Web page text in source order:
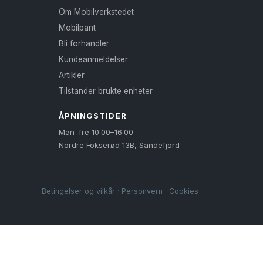
Om Mobilverkstedet
Mobilpant
Bli forhandler
Kundeanmeldelser
Artikler
Tilstander brukte enheter
ÅPNINGSTIDER
Man–fre 10:00–16:00
Nordre Fokserød 13B, Sandefjord
Betingelser og vilkår · Personvern · Cookies